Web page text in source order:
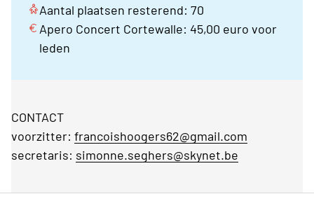
Aantal plaatsen resterend: 70
Apero Concert Cortewalle: 45,00 euro voor
leden
CONTACT
voorzitter: francoishoogers62@gmail.com
secretaris: simonne.seghers@skynet.be